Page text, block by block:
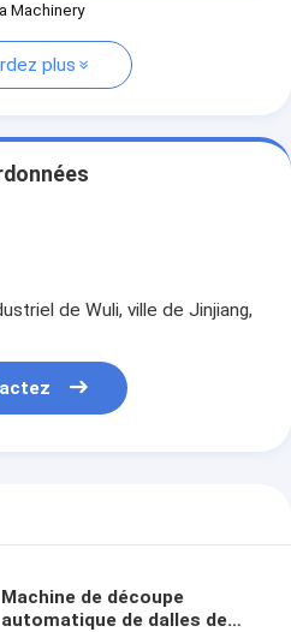
Machinery
plus
de Wuli, ville de Jinjiang,
Machine de découpe
automatique de dalles de